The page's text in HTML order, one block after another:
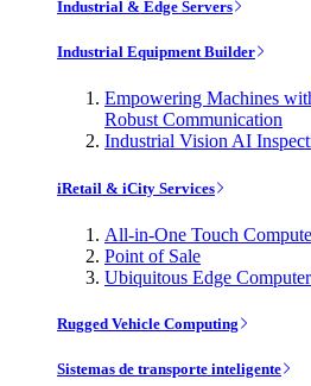
Industrial & Edge Servers
Industrial Equipment Builder
Empowering Machines
Robust Communication
Industrial Vision AI
iRetail & iCity Services
All-in-One Touch
Point of Sale
Ubiquitous Edge
Rugged Vehicle Computing
Sistemas de transporte inteligente